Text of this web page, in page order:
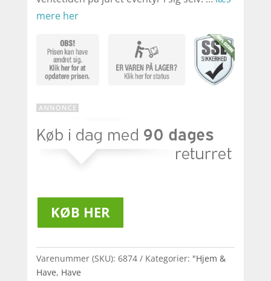
mere her
KØB HER
Varenummer (SKU): 6874 Kategorier: "Hjem &
Have, Have